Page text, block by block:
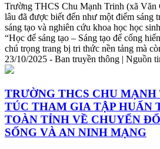
Trường THCS Chu Mạnh Trinh (xã Văn
lâu đã được biết đến như một điểm sáng
sáng tạo và nghiên cứu khoa học học
“Học để sáng tạo – Sáng tạo để cống
chú trọng trang bị tri thức nền tảng mà
23/10/2025 - Ban truyền thông | Nguồn
TRƯỜNG THCS CHU MẠNH
TÚC THAM GIA TẬP HUẤN
TOÀN TỈNH VỀ CHUYỂN
SỐNG VÀ AN NINH MẠNG